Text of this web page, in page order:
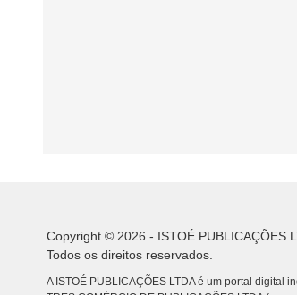
Copyright © 2026 - ISTOÉ PUBLICAÇÕES
Todos os direitos reservados.
A ISTOÉ PUBLICAÇÕES LTDA é um portal digital